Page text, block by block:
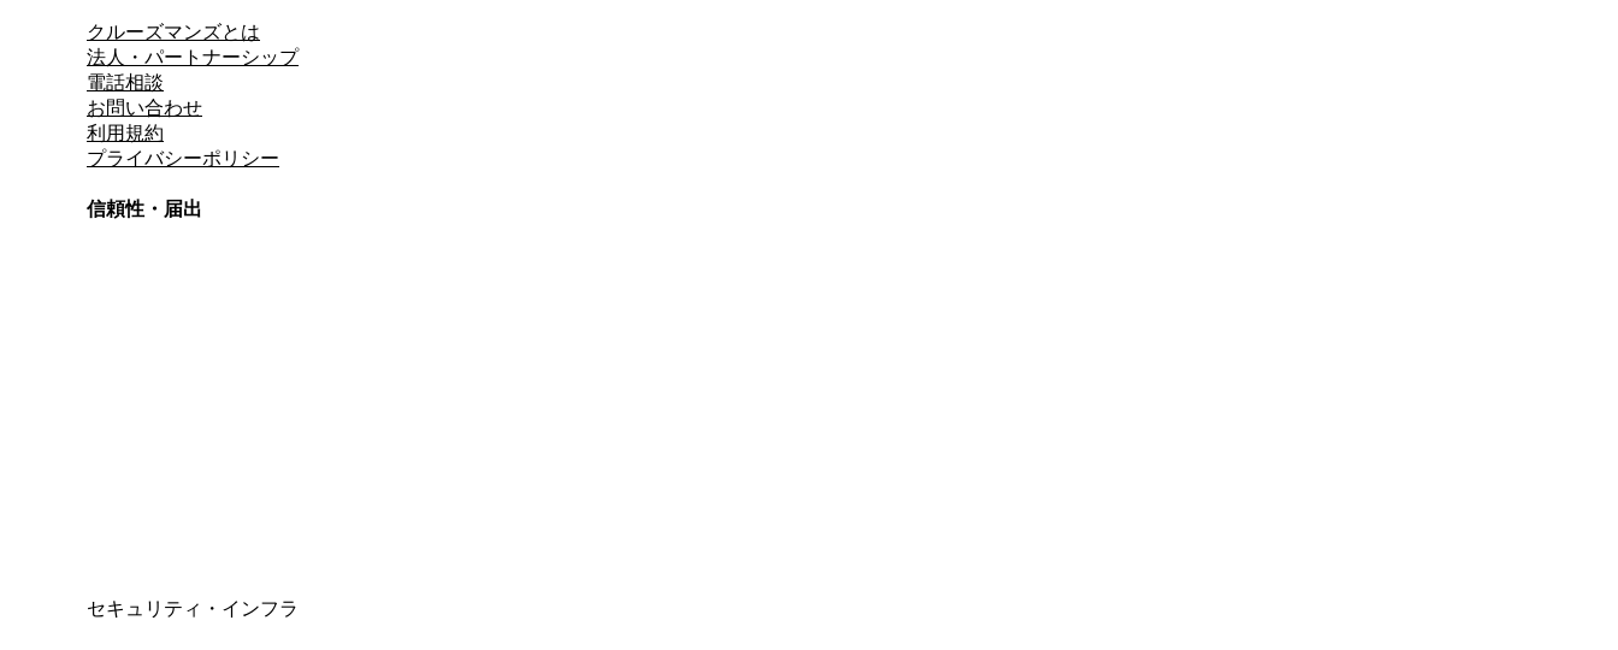
クルーズマンズとは
法人・パートナーシップ
電話相談
お問い合わせ
利用規約
プライバシーポリシー
信頼性・届出
セキュリティ・インフラ